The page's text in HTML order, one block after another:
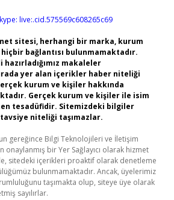
live:.cid.575569c608265c69
sitesi, herhangi bir marka, kurum
bağlantısı bulunmamaktadır.
makaleler
yer alan içerikler haber niteliği
kurum ve kişiler hakkında
Gerçek kurum ve kişiler ile isim
tesadüfidir. Sitemizdeki bilgiler
niteliği taşımazlar.
gereğince Bilgi Teknolojileri ve İletişim
onaylanmış bir Yer Sağlayıcı olarak hizmet
sitedeki içerikleri proaktif olarak denetleme
bulunmamaktadır. Ancak, üyelerimiz
taşımakta olup, siteye üye olarak
sayılırlar.